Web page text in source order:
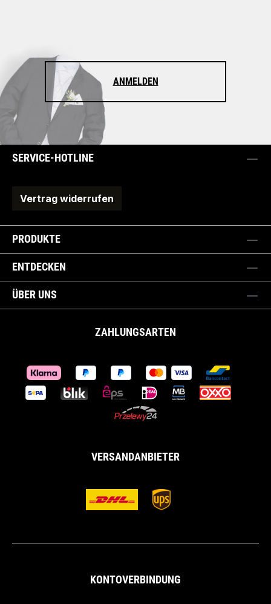
ANMELDEN
SERVICE-HOTLINE
Vertrag widerrufen
PRODUKTE
ENTDECKEN
ÜBER UNS
ZAHLUNGSARTEN
VERSANDANBIETER
KONTOVERBINDUNG